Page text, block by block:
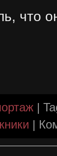
что
|
|